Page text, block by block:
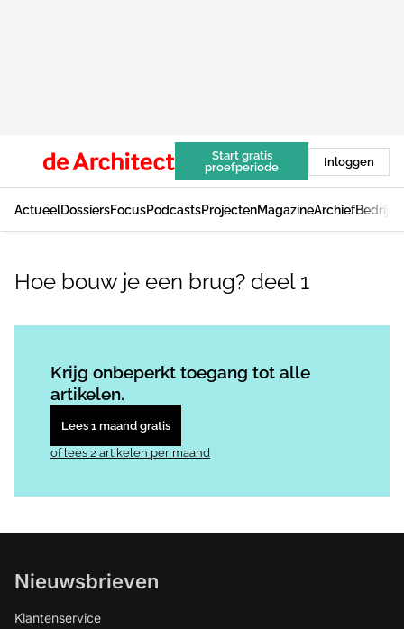
Start gratis
proefperiode
Inloggen
ActueelDossiersFocusPodcastsProjectenMagazineArchief
Hoe bouw je een brug? deel 1
Krijg onbeperkt toegang tot alle
artikelen.
Lees 1 maand gratis
of lees 2 artikelen per maand
Nieuwsbrieven
Klantenservice